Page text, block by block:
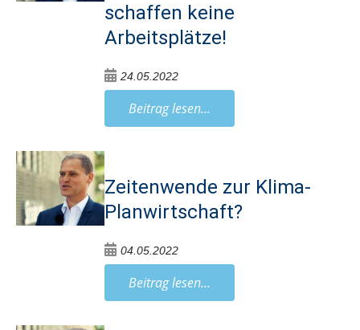
schaffen keine
Arbeitsplätze!
24.05.2022
Beitrag lesen...
Zeitenwende zur Klima-
Planwirtschaft?
04.05.2022
Beitrag lesen...